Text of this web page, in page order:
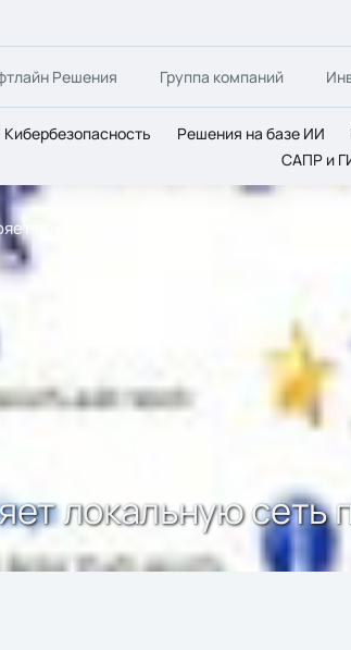
Решения Группа компаний
Кибербезопасность Решения на базе ИИ
САПР и
локальную сеть по стандарту PCI DSS
локальную сеть